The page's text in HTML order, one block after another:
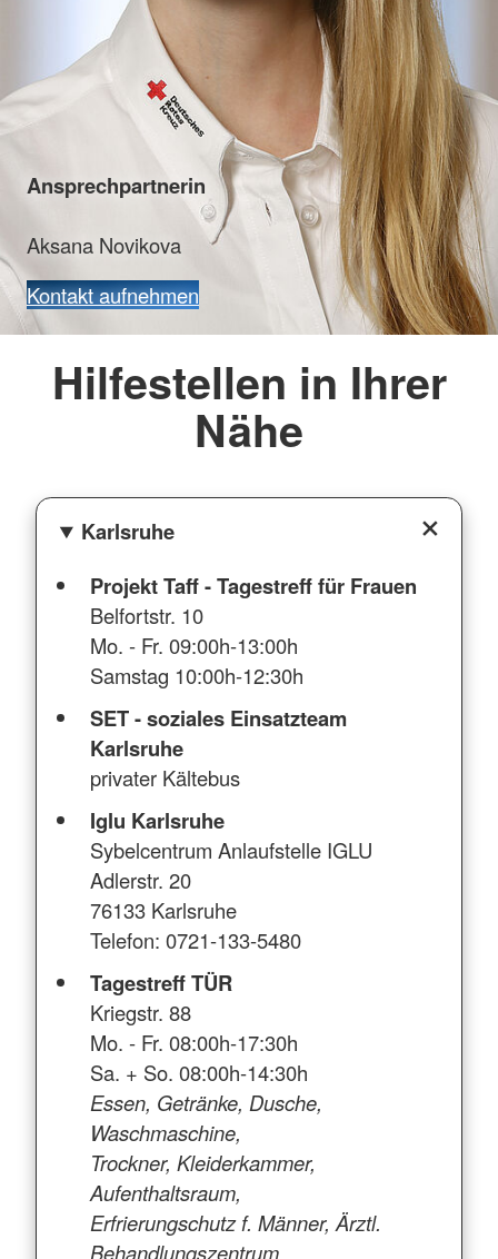
Ansprechpartnerin
Aksana Novikova
Kontakt aufnehmen
Hilfestellen in Ihrer
Nähe
Karlsruhe
Projekt Taff - Tagestreff für Frauen
Belfortstr. 10
Mo. - Fr. 09:00h-13:00h
Samstag 10:00h-12:30h
SET - soziales Einsatzteam
Karlsruhe
privater Kältebus
Iglu Karlsruhe
Sybelcentrum Anlaufstelle IGLU
Adlerstr. 20
76133 Karlsruhe
Telefon: 0721-133-5480
Tagestreff TÜR
Kriegstr. 88
Mo. - Fr. 08:00h-17:30h
Sa. + So. 08:00h-14:30h
Essen, Getränke, Dusche,
Waschmaschine,
Trockner, Kleiderkammer,
Aufenthaltsraum,
Erfrierungschutz f. Männer, Ärztl.
Behandlungszentrum